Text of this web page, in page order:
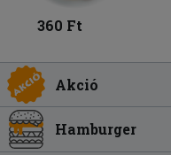
360 Ft
Akció
Hamburger